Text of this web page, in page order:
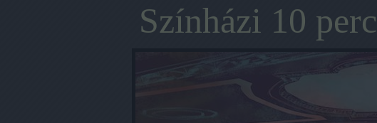
Színházi 10 perc